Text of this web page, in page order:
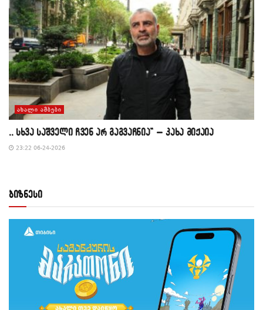
ᲐᲮᲐᲚᲘ ᲐᲛᲑᲔᲑᲘ
,, სხვა საშველი ჩვენ არ გაგვაჩნია” – კახა მიქაია
23:22 06-24-2026
ბიზნესი